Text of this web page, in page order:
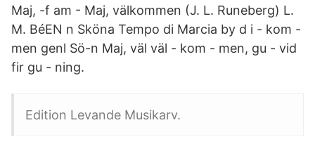
Maj, -f am - Maj, välkommen (J. L. Runeberg) L.
M. BéEN n Sköna Tempo di Marcia by d i - kom -
men genl Sö-n Maj, väl väl - kom - men, gu - vid
fir gu - ning.
Edition Levande Musikarv.